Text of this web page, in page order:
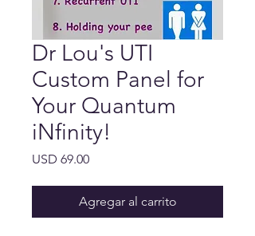
Dr Lou's UTI
Custom Panel for
Your Quantum
iNfinity!
USD 69.00Precio
Agregar al carrito